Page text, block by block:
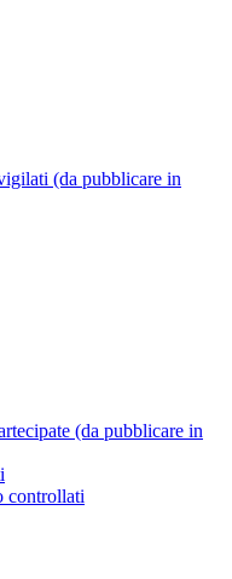
(da pubblicare in
(da pubblicare in
controllati